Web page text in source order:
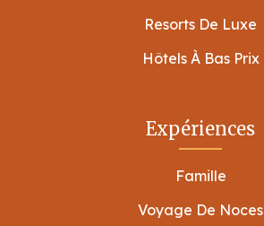
Resorts De Luxe
Hôtels À Bas Prix
Expériences
Famille
Voyage De Noces